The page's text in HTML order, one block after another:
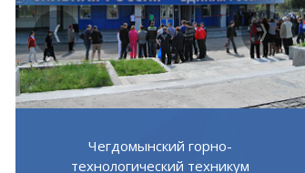
Чегдомынский горно-
технологический техникум